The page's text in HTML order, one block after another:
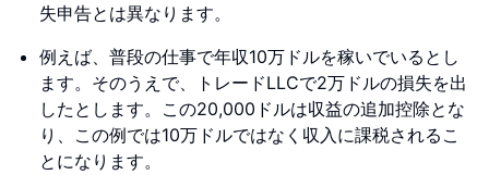
失申告とは異なります。
例えば、普段の仕事で年収10万ドルを稼いでいるとし
ます。そのうえで、トレードLLCで2万ドルの損失を出
したとします。この20,000ドルは収益の追加控除とな
り、この例では10万ドルではなく収入に課税されるこ
とになります。